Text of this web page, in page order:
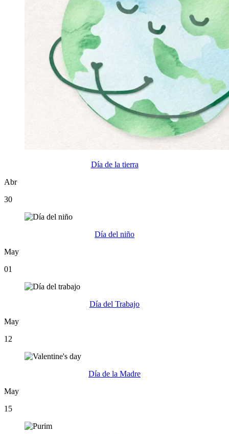
Día de la tierra
Abr
30
Día del niño
May
01
Día del Trabajo
May
12
Día de la Madre
May
15